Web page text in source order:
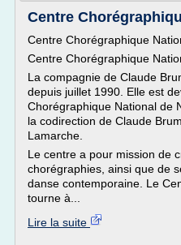
Centre
Centre Chorégraphique
Centre Chorégraphique
La compagnie de Claude
depuis juillet 1990. Elle est
Chorégraphique National de
la codirection de Claude
Lamarche.
Le centre a pour mission de
chorégraphies, ainsi que de
danse contemporaine. Le
tourne à...
Lire la suite